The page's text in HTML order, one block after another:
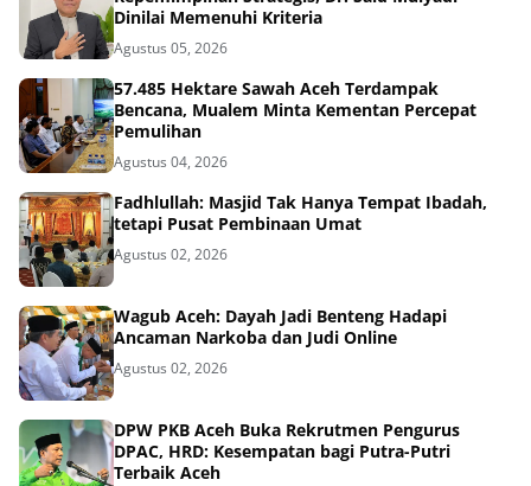
Dinilai Memenuhi Kriteria
Agustus 05, 2026
57.485 Hektare Sawah Aceh Terdampak
Bencana, Mualem Minta Kementan Percepat
Pemulihan
Agustus 04, 2026
Fadhlullah: Masjid Tak Hanya Tempat Ibadah,
tetapi Pusat Pembinaan Umat
Agustus 02, 2026
Wagub Aceh: Dayah Jadi Benteng Hadapi
Ancaman Narkoba dan Judi Online
Agustus 02, 2026
DPW PKB Aceh Buka Rekrutmen Pengurus
DPAC, HRD: Kesempatan bagi Putra-Putri
Terbaik Aceh